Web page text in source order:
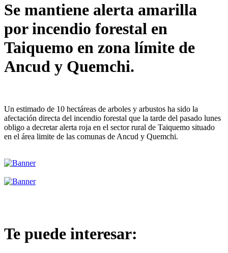
Se mantiene alerta amarilla
por incendio forestal en
Taiquemo en zona límite de
Ancud y Quemchi.
Un estimado de 10 hectáreas de arboles y arbustos ha sido la
afectación directa del incendio forestal que la tarde del pasado lunes
obligo a decretar alerta roja en el sector rural de Taiquemo situado
en el área limite de las comunas de Ancud y Quemchi.
Te puede interesar: